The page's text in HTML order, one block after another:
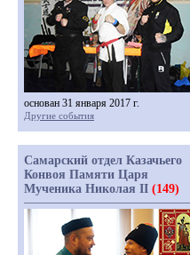
основан 31 января 2017 г.
Другие события
Самарский отдел Казачьего
Конвоя Памяти Царя
Мученика Николая II (149)